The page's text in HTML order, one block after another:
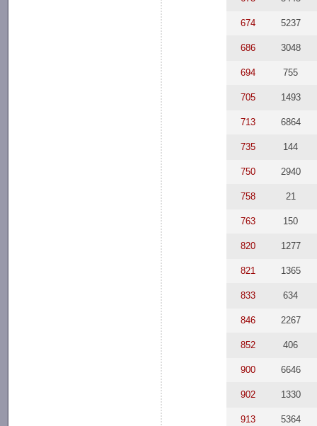
674 5237
686 3048
694 755
705 1493
713 6864
735 144
750 2940
758 21
763 150
820 1277
821 1365
833 634
846 2267
852 406
900 6646
902 1330
913 5364